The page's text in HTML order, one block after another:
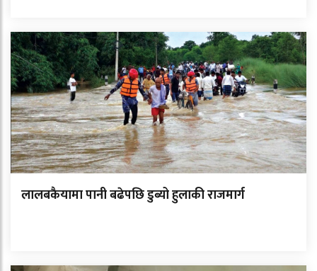
लालबकैयामा पानी बढेपछि डुब्यो हुलाकी राजमार्ग